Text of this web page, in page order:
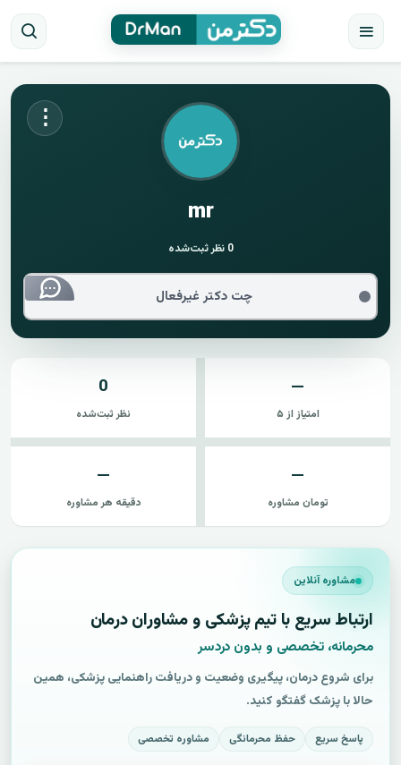
⋮
mr
0 نظر ثبت‌شده
چت دکتر غیرفعال
—
امتیاز از ۵
0
نظر ثبت‌شده
—
تومان مشاوره
—
دقیقه هر مشاوره
مشاوره آنلاین
ارتباط سریع با تیم پزشکی و مشاوران درمان
محرمانه، تخصصی و بدون دردسر
برای شروع درمان، پیگیری وضعیت و دریافت راهنمایی پزشکی، همین
حالا با پزشک گفتگو کنید.
پاسخ سریع حفظ محرمانگی مشاوره تخصصی